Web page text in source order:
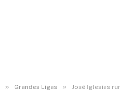
» Grandes Ligas » José Iglesias